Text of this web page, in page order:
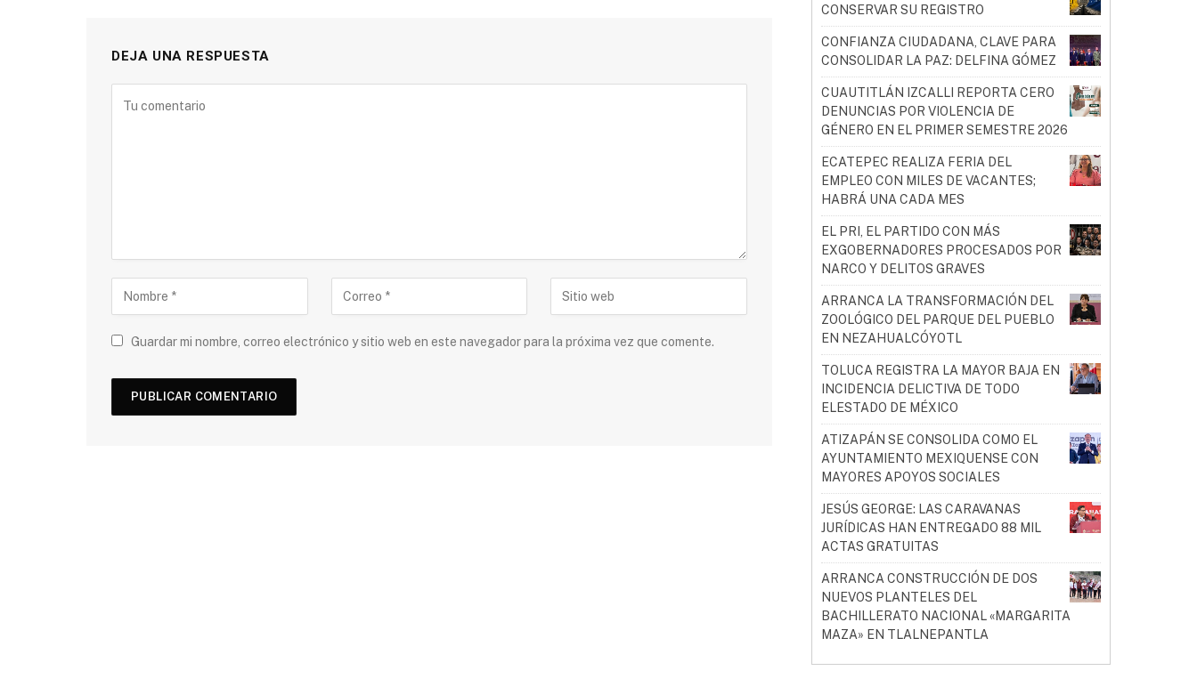
DEJA UNA RESPUESTA
Guardar mi nombre, correo electrónico y sitio web en este navegador para la próxima vez que comente.
CONSERVAR SU REGISTRO
CONFIANZA CIUDADANA, CLAVE PARA
CONSOLIDAR LA PAZ: DELFINA GÓMEZ
CUAUTITLÁN IZCALLI REPORTA CERO
DENUNCIAS POR VIOLENCIA DE
GÉNERO EN EL PRIMER SEMESTRE 2026
ECATEPEC REALIZA FERIA DEL
EMPLEO CON MILES DE VACANTES;
HABRÁ UNA CADA MES
EL PRI, EL PARTIDO CON MÁS
EXGOBERNADORES PROCESADOS POR
NARCO Y DELITOS GRAVES
ARRANCA LA TRANSFORMACIÓN DEL
ZOOLÓGICO DEL PARQUE DEL PUEBLO
EN NEZAHUALCÓYOTL
TOLUCA REGISTRA LA MAYOR BAJA EN
INCIDENCIA DELICTIVA DE TODO
ELESTADO DE MÉXICO
ATIZAPÁN SE CONSOLIDA COMO EL
AYUNTAMIENTO MEXIQUENSE CON
MAYORES APOYOS SOCIALES
JESÚS GEORGE: LAS CARAVANAS
JURÍDICAS HAN ENTREGADO 88 MIL
ACTAS GRATUITAS
ARRANCA CONSTRUCCIÓN DE DOS
NUEVOS PLANTELES DEL
BACHILLERATO NACIONAL «MARGARITA
MAZA» EN TLALNEPANTLA